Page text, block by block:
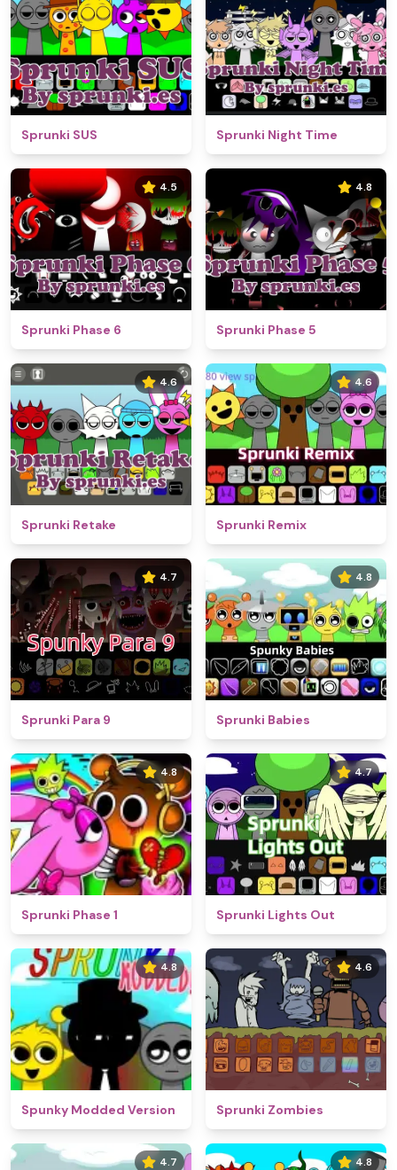
Sprunki SUS Sprunki Night Time
4.5
Sprunki Phase 6
4.8
Sprunki Phase 5
4.6
Sprunki Retake
4.6
Sprunki Remix
4.7
Sprunki Para 9
4.8
Sprunki Babies
4.8
Sprunki Phase 1
4.7
Sprunki Lights Out
4.8
Spunky Modded Version
4.6
Sprunki Zombies
4.7 4.8